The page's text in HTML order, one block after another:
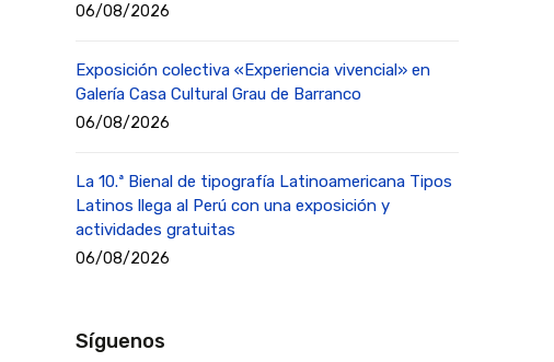
06/08/2026
Exposición colectiva «Experiencia vivencial» en
Galería Casa Cultural Grau de Barranco
06/08/2026
La 10.ª Bienal de tipografía Latinoamericana Tipos
Latinos llega al Perú con una exposición y
actividades gratuitas
06/08/2026
Síguenos